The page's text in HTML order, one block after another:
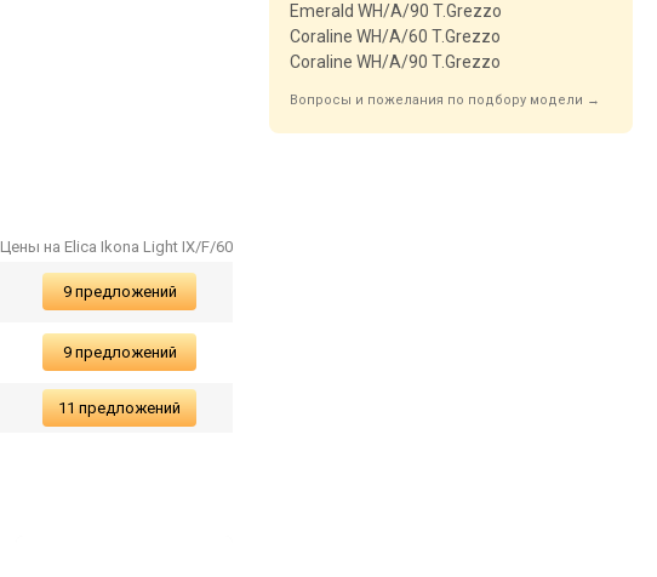
Цены на Elica Ikona Light IX/F/60
9 предложений
9 предложений
11 предложений
Emerald WH/A/90 T.Grezzo
Coraline WH/A/60 T.Grezzo
Coraline WH/A/90 T.Grezzo
Вопросы и пожелания по подбору модели →